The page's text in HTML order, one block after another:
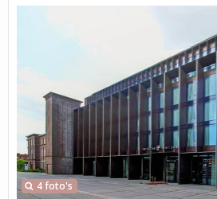
4 foto's